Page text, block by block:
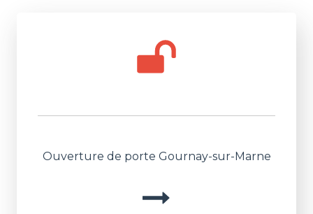
Ouverture de porte Gournay-sur-Marne